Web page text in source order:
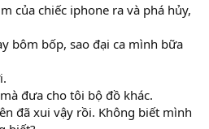
của chiếc iphone ra và phá hủy,
bôm bốp, sao đại ca mình bữa
đưa cho tôi bộ đồ khác.
đã xui vậy rồi. Không biết mình